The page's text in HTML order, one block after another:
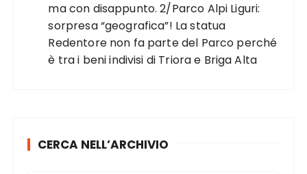
ma con disappunto. 2/Parco Alpi Liguri:
sorpresa “geografica”! La statua
Redentore non fa parte del Parco perché
è tra i beni indivisi di Triora e Briga Alta
CERCA NELL’ARCHIVIO